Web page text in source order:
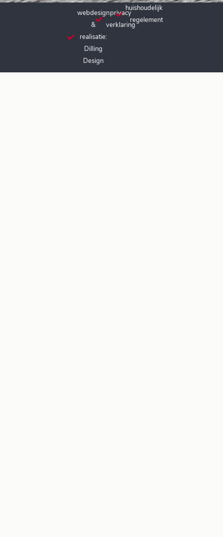
webdesign
&
realisatie:
Dilling
Design
privacy
verklaring
huishoudelijk
regelement